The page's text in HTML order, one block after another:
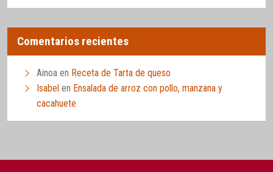
Comentarios recientes
Ainoa en Receta de Tarta de queso
Isabel en Ensalada de arroz con pollo, manzana y
cacahuete